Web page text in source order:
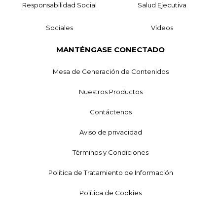
Responsabilidad Social Salud Ejecutiva
Sociales Videos
MANTÉNGASE CONECTADO
Mesa de Generación de Contenidos
Nuestros Productos
Contáctenos
Aviso de privacidad
Términos y Condiciones
Política de Tratamiento de Información
Política de Cookies